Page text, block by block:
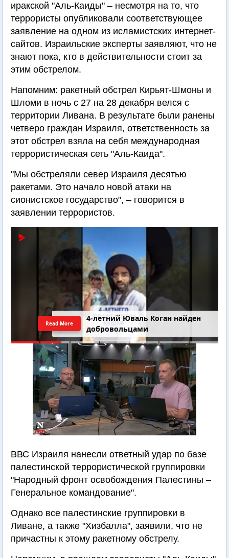
иракской "Аль-Каиды" – несмотря на то, что
террористы опубликовали соответствующее
заявление на одном из исламистских интернет-
сайтов. Израильские эксперты заявляют, что не
знают пока, кто в действительности стоит за
этим обстрелом.
Напомним: ракетный обстрел Кирьят-Шмоны и
Шломи в ночь с 27 на 28 декабря велся с
территории Ливана. В результате были ранены
четверо граждан Израиля, ответственность за
этот обстрел взяла на себя международная
террористическая сеть "Аль-Каида".
"Мы обстреляли север Израиля десятью
ракетами. Это начало новой атаки на
сионистское государство", – говорится в
заявлении террористов.
4-летний Юваль Коган найден
добровольцами
Read More
ВВС Израиля нанесли ответный удар по базе
палестинской террористической группировки
"Народный фронт освобождения Палестины –
Генеральное командование".
Однако все палестинские группировки в
Ливане, а также "Хизбалла", заявили, что не
причастны к этому ракетному обстрелу.